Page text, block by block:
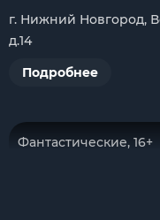
г. Нижний Новгород,
д.14
Подробнее
Фантастические, 16+